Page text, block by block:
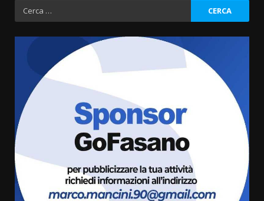
Ricerca
per:
Grande successo per la “Sagra
del Pesce Spada” a Savelletri
9 Agosto 2026 07:32